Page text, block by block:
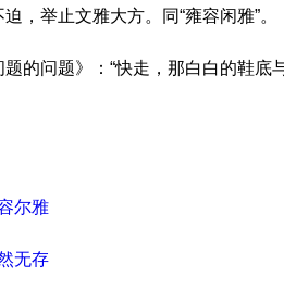
，举止文雅大方。同“雍容闲雅”。
的问题》：“快走，那白白的鞋底
尔雅
无存